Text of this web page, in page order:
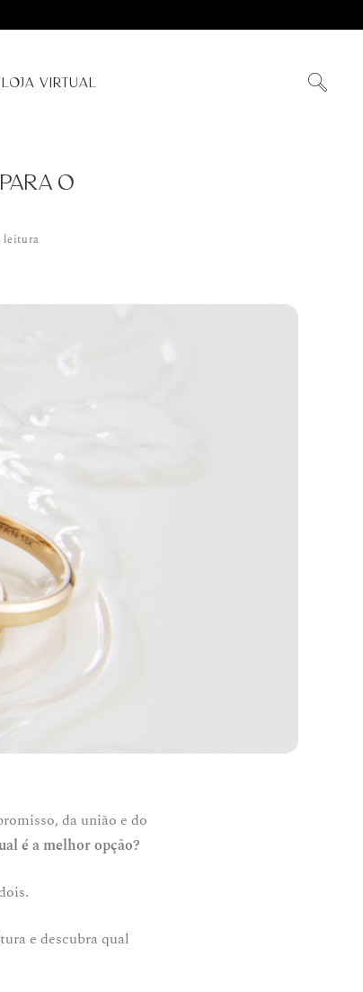
LOJA VIRTUAL
O
leitura
da união e do
é a melhor opção?
e descubra qual